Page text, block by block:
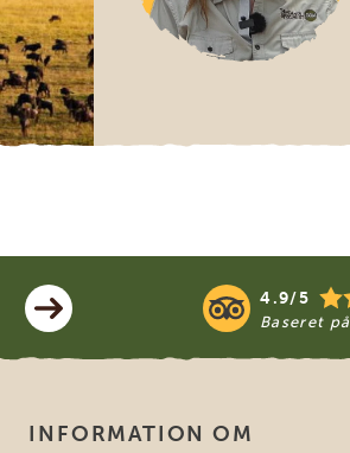
4.9/5
Baseret på
INFORMATION OM